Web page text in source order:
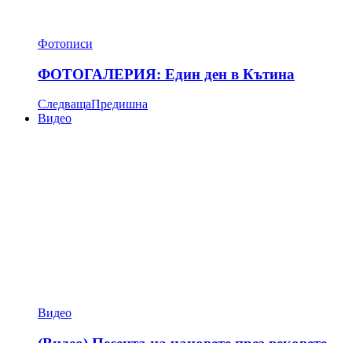
Фотописи
ФОТОГАЛЕРИЯ: Един ден в Кътина
СледващаПредишна
Видео
Видео